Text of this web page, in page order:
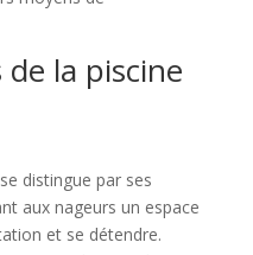
la piscine
distingue par ses
aux nageurs un espace
et se détendre.